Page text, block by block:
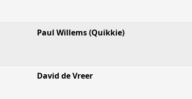
Paul Willems (Quikkie)
David de Vreer